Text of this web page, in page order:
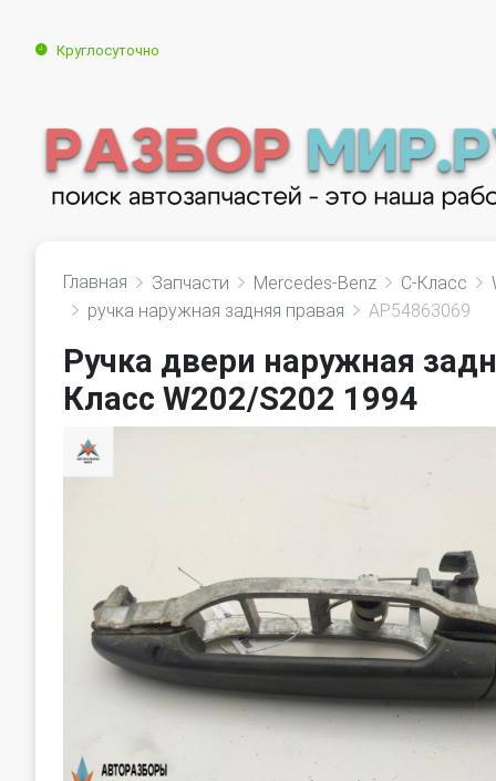
Круглосуточно
Главная Запчасти Mercedes-Benz C-Класс
ручка наружная задняя правая
AP54863069
Ручка двери наружная
Класс W202/S202 1994